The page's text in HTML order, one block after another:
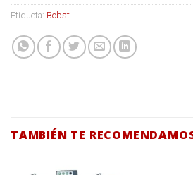
Etiqueta: Bobst
TAMBIÉN TE